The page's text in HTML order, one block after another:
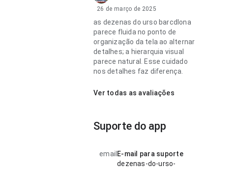
26 de março de 2025
as dezenas do urso barcdlona
parece fluida no ponto de
organização da tela ao alternar
detalhes; a hierarquia visual
parece natural. Esse cuidado
nos detalhes faz diferença.
Ver todas as avaliações
Suporte do app
email E-mail para suporte
dezenas-do-urso-